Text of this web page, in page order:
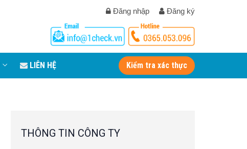
Đăng nhập Đăng ký
LIÊN HỆ Kiểm tra xác thực
THÔNG TIN CÔNG TY